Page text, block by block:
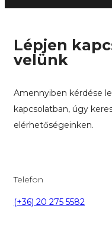
Lépjen
velünk
Amennyiben kérdése
kapcsolatban, úgy
elérhetőségeinken.
Telefon
(+36) 20 275 5582